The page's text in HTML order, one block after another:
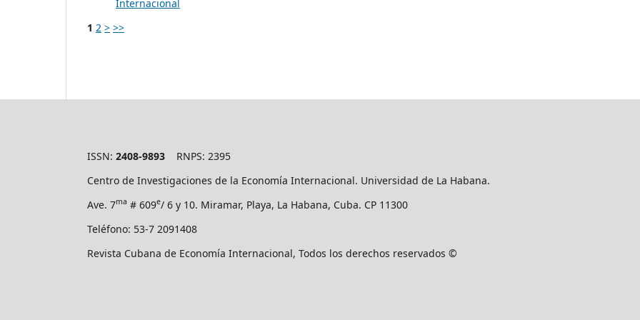
Internacional
1 2 > >>
ISSN: 2408-9893 RNPS: 2395
Centro de Investigaciones de la Economía Internacional. Universidad de La Habana.
Ave. 7ma # 609e/ 6 y 10. Miramar, Playa, La Habana, Cuba. CP 11300
Teléfono: 53-7 2091408
Revista Cubana de Economía Internacional, Todos los derechos reservados ©